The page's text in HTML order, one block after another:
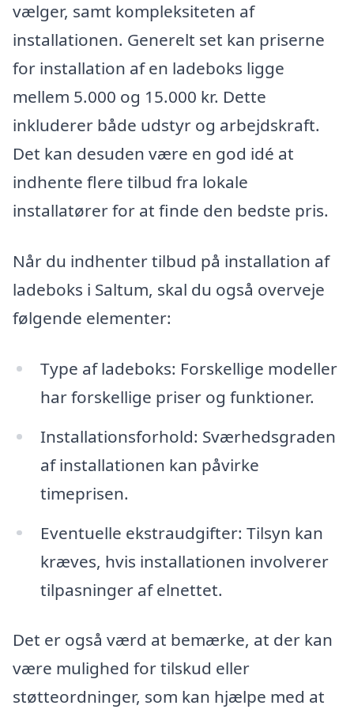
vælger, samt kompleksiteten af
installationen. Generelt set kan priserne
for installation af en ladeboks ligge
mellem 5.000 og 15.000 kr. Dette
inkluderer både udstyr og arbejdskraft.
Det kan desuden være en god idé at
indhente flere tilbud fra lokale
installatører for at finde den bedste pris.
Når du indhenter tilbud på installation af
ladeboks i Saltum, skal du også overveje
følgende elementer:
Type af ladeboks: Forskellige modeller
har forskellige priser og funktioner.
Installationsforhold: Sværhedsgraden
af installationen kan påvirke
timeprisen.
Eventuelle ekstraudgifter: Tilsyn kan
kræves, hvis installationen involverer
tilpasninger af elnettet.
Det er også værd at bemærke, at der kan
være mulighed for tilskud eller
støtteordninger, som kan hjælpe med at